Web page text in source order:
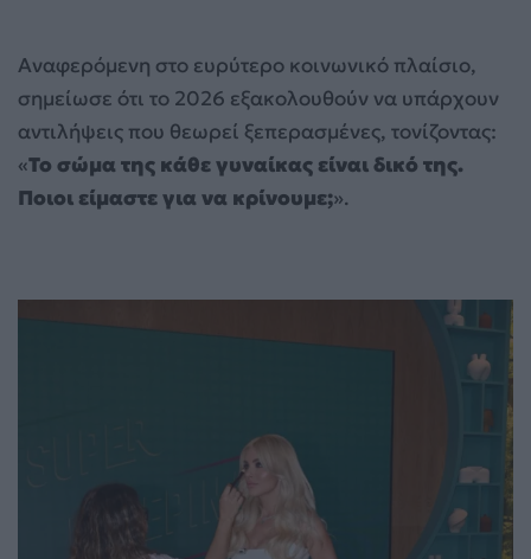
Αναφερόμενη στο ευρύτερο κοινωνικό πλαίσιο,
σημείωσε ότι το 2026 εξακολουθούν να υπάρχουν
αντιλήψεις που θεωρεί ξεπερασμένες, τονίζοντας:
«Το σώμα της κάθε γυναίκας είναι δικό της.
Ποιοι είμαστε για να κρίνουμε;».